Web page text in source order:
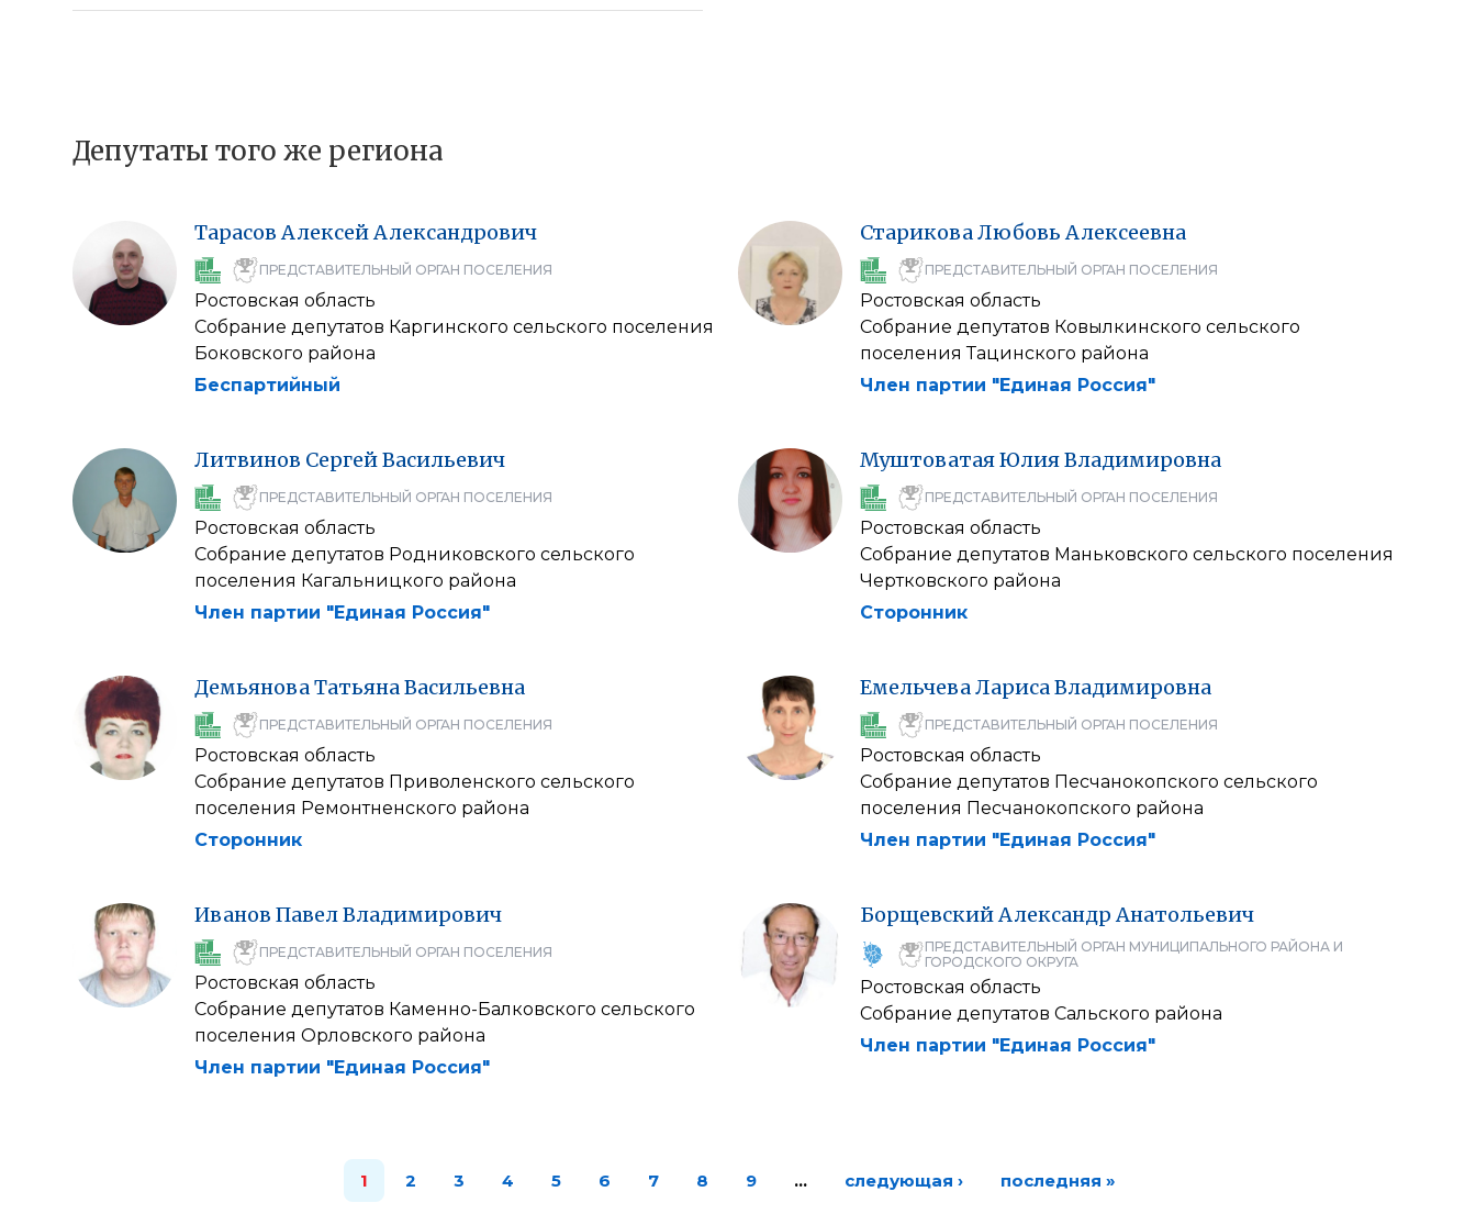
Депутаты того же региона
Тарасов АлексейАлександрович
ПРЕДСТАВИТЕЛЬНЫЙ ОРГАН ПОСЕЛЕНИЯ
Ростовская область
Собрание депутатов Каргинского сельского поселения
Боковского района
Беспартийный
СтариковаЛюбовь Алексеевна
ПРЕДСТАВИТЕЛЬНЫЙ ОРГАН ПОСЕЛЕНИЯ
Ростовская область
Собрание депутатов Ковылкинского сельского
поселения Тацинского района
Член партии "Единая Россия"
Литвинов СергейВасильевич
ПРЕДСТАВИТЕЛЬНЫЙ ОРГАН ПОСЕЛЕНИЯ
Ростовская область
Собрание депутатов Родниковского сельского
поселения Кагальницкого района
Член партии "Единая Россия"
МуштоватаяЮлияВладимировна
ПРЕДСТАВИТЕЛЬНЫЙ ОРГАН ПОСЕЛЕНИЯ
Ростовская область
Собрание депутатов Маньковского сельского поселения
Чертковского района
Сторонник
ДемьяноваТатьянаВасильевна
ПРЕДСТАВИТЕЛЬНЫЙ ОРГАН ПОСЕЛЕНИЯ
Ростовская область
Собрание депутатов Приволенского сельского
поселения Ремонтненского района
Сторонник
ЕмельчеваЛарисаВладимировна
ПРЕДСТАВИТЕЛЬНЫЙ ОРГАН ПОСЕЛЕНИЯ
Ростовская область
Собрание депутатов Песчанокопского сельского
поселения Песчанокопского района
Член партии "Единая Россия"
Иванов ПавелВладимирович
ПРЕДСТАВИТЕЛЬНЫЙ ОРГАН ПОСЕЛЕНИЯ
Ростовская область
Собрание депутатов Каменно-Балковского сельского
поселения Орловского района
Член партии "Единая Россия"
БорщевскийАлександр Анатольевич
ПРЕДСТАВИТЕЛЬНЫЙ ОРГАН МУНИЦИПАЛЬНОГО РАЙОНА И
ГОРОДСКОГО ОКРУГА
Ростовская область
Собрание депутатов Сальского района
Член партии "Единая Россия"
1 2 3 4 5 6 7 8 9 … следующая › последняя »